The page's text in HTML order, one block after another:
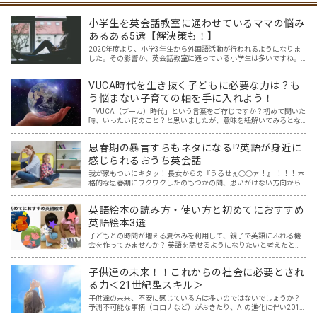
小学生を英会話教室に通わせているママの悩み
あるある5選【解決策も！】
2020年度より、小学3年生から外国語活動が行われるようになりま
した。その影響か、英会話教室に通っている小学生は多いですね。
VUCA時代を生き抜く子どもに必要な力は？も
う悩まない子育ての軸を手に入れよう！
「VUCA（ブーカ）時代」という言葉をご存じですか？初めて聞いた
時、いったい何のこと？と思いましたが、意味を紐解いてみるとな
思春期の暴言すらもネタになる⁉英語が身近に
感じられるおうち英会話
我が家もついにキタッ！ 長女からの『うるせぇ○○ァ！』 ！！！ 本
格的な思春期にワクワクしたのもつかの間、思いがけない方向から
英語絵本の読み方・使い方と初めてにおすすめ
英語絵本3選
子どもとの時間が増える夏休みを利用して、親子で英語にふれる機
会を作ってみませんか？ 英語を話せるようになりたいと考えたと
子供達の未来！！これからの社会に必要とされ
る力＜21世紀型スキル＞
子供達の未来、不安に感じている方は多いのではないでしょうか？
予測不可能な事柄（コロナなど）がおきたり、AIの進化に伴い2011